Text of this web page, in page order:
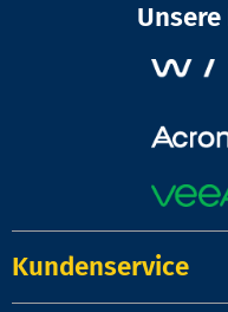
Kundenservice